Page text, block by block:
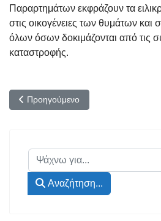
Παραρτημάτων εκφράζουν τα
στις οικογένειες των θυμάτων και
όλων όσων δοκιμάζονται από τις
καταστροφής.
Προηγούμενο άρθρο: 101η
Προηγούμενο
Αναζήτηση...
Αναζήτηση...